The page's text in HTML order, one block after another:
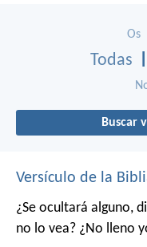
Os
Todas
Buscar
Versículo de la
¿Se ocultará alguno,
no lo vea? ¿No lleno